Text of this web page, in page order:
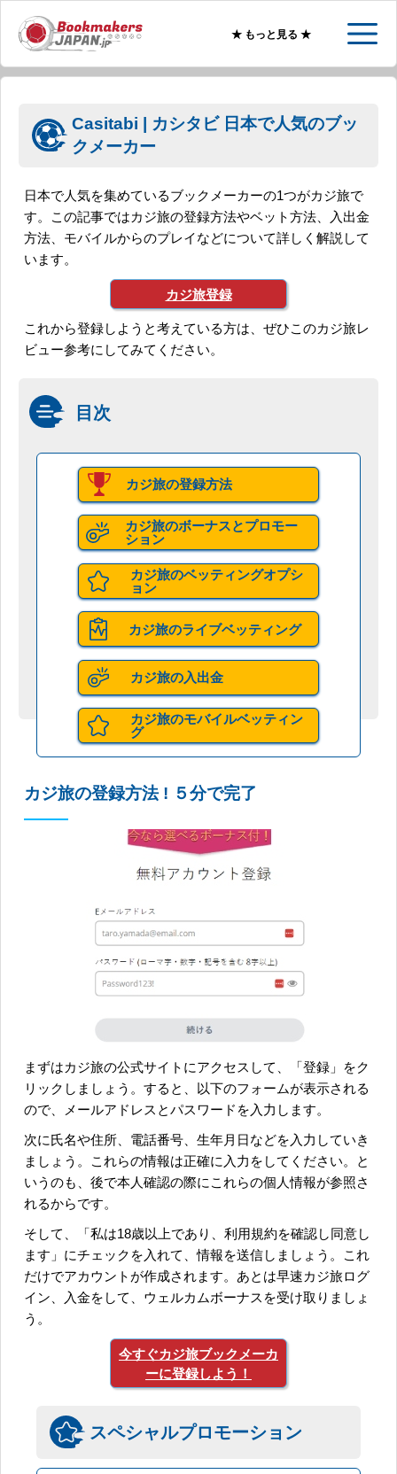
★ もっと見る ★
Casitabi | カシタビ 日本で人気のブッ
クメーカー
日本で人気を集めているブックメーカーの1つがカジ旅で
す。この記事ではカジ旅の登録方法やベット方法、入出金
方法、モバイルからのプレイなどについて詳しく解説して
います。
カジ旅登録
これから登録しようと考えている方は、ぜひこのカジ旅レ
ビュー参考にしてみてください。
目次
カジ旅の登録方法
カジ旅のボーナスとプロモー
ション
カジ旅のベッティングオプシ
ョン
カジ旅のライブベッティング
カジ旅の入出金
カジ旅のモバイルベッティン
グ
カジ旅の登録方法 ! ５分で完了
まずはカジ旅の公式サイトにアクセスして、「登録」をク
リックしましょう。すると、以下のフォームが表示される
ので、メールアドレスとパスワードを入力します。
次に氏名や住所、電話番号、生年月日などを入力していき
ましょう。これらの情報は正確に入力をしてください。と
いうのも、後で本人確認の際にこれらの個人情報が参照さ
れるからです。
そして、「私は18歳以上であり、利用規約を確認し同意し
ます」にチェックを入れて、情報を送信しましょう。これ
だけでアカウントが作成されます。あとは早速カジ旅ログ
イン、入金をして、ウェルカムボーナスを受け取りましょ
う。
今すぐカジ旅ブックメーカ
ーに登録しよう！
スペシャルプロモーション